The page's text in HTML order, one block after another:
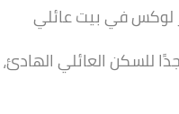
لوكس في بيت عائلي
للسكن العائلي